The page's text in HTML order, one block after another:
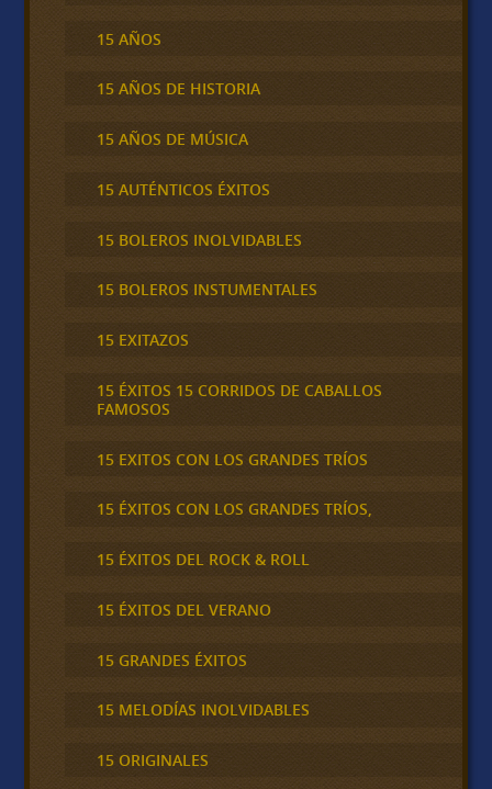
15 AÑOS
15 AÑOS DE HISTORIA
15 AÑOS DE MÚSICA
15 AUTÉNTICOS ÉXITOS
15 BOLEROS INOLVIDABLES
15 BOLEROS INSTUMENTALES
15 EXITAZOS
15 ÉXITOS 15 CORRIDOS DE CABALLOS
FAMOSOS
15 EXITOS CON LOS GRANDES TRÍOS
15 ÉXITOS CON LOS GRANDES TRÍOS,
15 ÉXITOS DEL ROCK & ROLL
15 ÉXITOS DEL VERANO
15 GRANDES ÉXITOS
15 MELODÍAS INOLVIDABLES
15 ORIGINALES